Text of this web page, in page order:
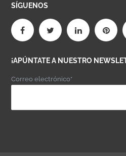
SÍGUENOS
¡APÚNTATE A NUESTRO
Correo electrónico*